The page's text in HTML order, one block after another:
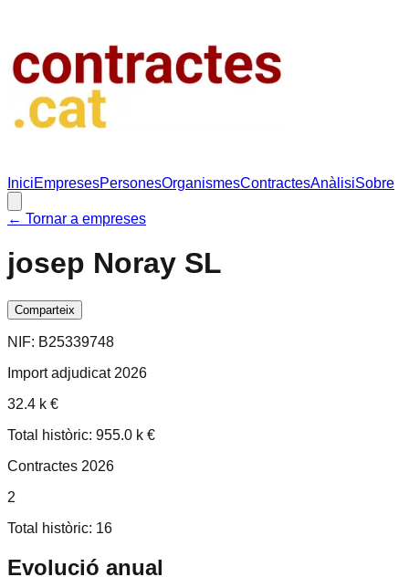
IniciEmpresesPersonesOrganismesContractesAnàlisiSobre
← Tornar a empreses
josep Noray SL
Comparteix
NIF: B25339748
Import adjudicat 2026
32.4 k €
Total històric: 955.0 k €
Contractes 2026
2
Total històric: 16
Evolució anual